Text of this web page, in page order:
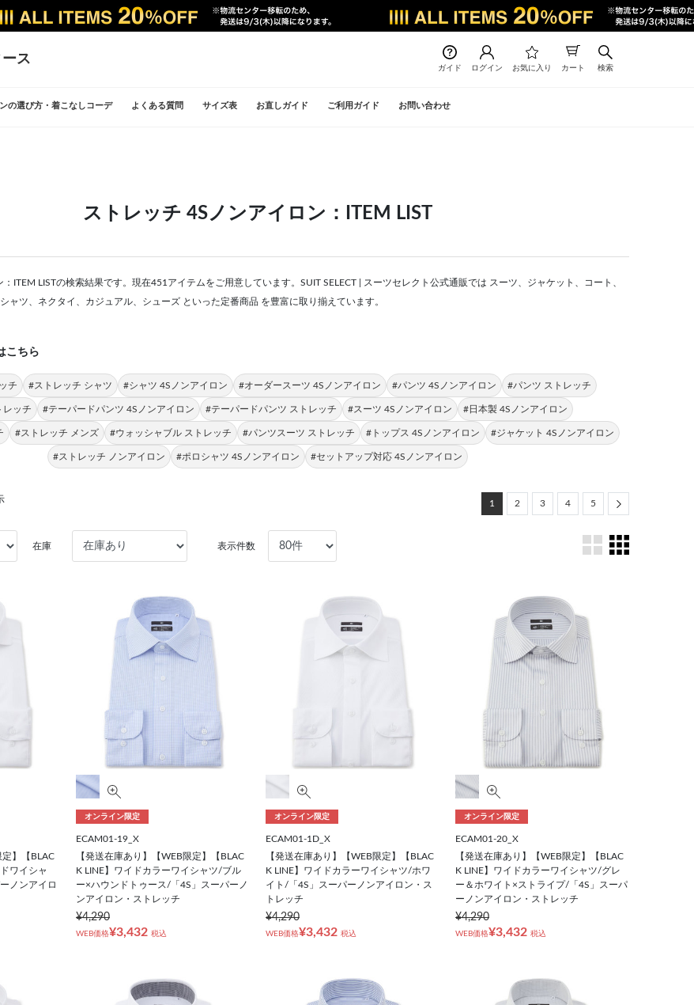
ス
ガイド ログイン お気に入り カート 検索
の選び方・着こなしコーデ よくある質問 サイズ表 お直しガイド ご利用ガイド お問い合わせ
ストレッチ 4Sノンアイロン：ITEM LIST
ITEM LISTの検索結果です。現在451アイテムをご用意しています。SUIT SELECT | スーツセレクト公式通販では スーツ、ジャケット、コート、
ャツ、ネクタイ、カジュアル、シューズ といった定番商品 を豊富に取り揃えています。
こちら
チ #ストレッチ シャツ #シャツ 4Sノンアイロン #オーダースーツ 4Sノンアイロン #パンツ 4Sノンアイロン #パンツ ストレッチ
レッチ #テーパードパンツ 4Sノンアイロン #テーパードパンツ ストレッチ #スーツ 4Sノンアイロン #日本製 4Sノンアイロン
#ストレッチ メンズ #ウォッシャブル ストレッチ #パンツスーツ ストレッチ #トップス 4Sノンアイロン #ジャケット 4Sノンアイロン
#ストレッチ ノンアイロン #ポロシャツ 4Sノンアイロン #セットアップ対応 4Sノンアイロン
1 2 3 4 5 Next
在庫 表示件数
定】【BLAC
ワイシャ
ノンアイロ
オンライン限定
ECAM01-19_X
【発送在庫あり】【WEB限定】【BLAC
K LINE】ワイドカラーワイシャツ/ブル
ー×ハウンドトゥース/「4S」スーパーノ
ンアイロン・ストレッチ
¥4,290
WEB価格¥3,432 税込
オンライン限定
ECAM01-1D_X
【発送在庫あり】【WEB限定】【BLAC
K LINE】ワイドカラーワイシャツ/ホワ
イト/「4S」スーパーノンアイロン・ス
トレッチ
¥4,290
WEB価格¥3,432 税込
オンライン限定
ECAM01-20_X
【発送在庫あり】【WEB限定】【BLAC
K LINE】ワイドカラーワイシャツ/グレ
ー＆ホワイト×ストライプ/「4S」スーパ
ーノンアイロン・ストレッチ
¥4,290
WEB価格¥3,432 税込